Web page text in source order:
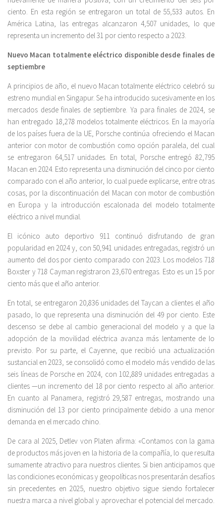
ciento. En esta región se entregaron un total de 55,533 autos. En
América Latina, las entregas alcanzaron 4,507 unidades, lo que
representa un incremento del 31 por ciento respecto a 2023.
Nuevo Macan totalmente eléctrico disponible desde finales de
septiembre
A principios de año, el nuevo Macan totalmente eléctrico celebró su
estreno mundial en Singapur. Se ha introducido sucesivamente en los
mercados desde finales de septiembre. Ya para finales de 2024, se
han entregado 18,278 modelos totalmente eléctricos. En la mayoría
de los países fuera de la UE, Porsche continúa ofreciendo el Macan
anterior con motor de combustión como opción paralela, del cual
se entregaron 64,517 unidades. En total, Porsche entregó 82,795
Macan en 2024. Esto representa una disminución del cinco por ciento
comparado con el año anterior, lo cual puede explicarse, entre otras
cosas, por la discontinuación del Macan con motor de combustión
en Europa y la introducción escalonada del modelo totalmente
eléctrico a nivel mundial.
El icónico auto deportivo 911 continuó disfrutando de gran
popularidad en 2024 y, con 50,941 unidades entregadas, registró un
aumento del dos por ciento comparado con 2023. Los modelos 718
Boxster y 718 Cayman registraron 23,670 entregas. Esto es un 15 por
ciento más que el año anterior.
En total, se entregaron 20,836 unidades del Taycan a clientes el año
pasado, lo que representa una disminución del 49 por ciento. Este
descenso se debe al cambio generacional del modelo y a que la
adopción de la movilidad eléctrica avanza más lentamente de lo
previsto. Por su parte, el Cayenne, que recibió una actualización
sustancial en 2023, se consolidó como el modelo más vendido de las
seis líneas de Porsche en 2024, con 102,889 unidades entregadas a
clientes —un incremento del 18 por ciento respecto al año anterior.
En cuanto al Panamera, registró 29,587 entregas, mostrando una
disminución del 13 por ciento principalmente debido a una menor
demanda en el mercado chino.
De cara al 2025, Detlev von Platen afirma: «Contamos con la gama
de productos más joven en la historia de la compañía, lo que resulta
sumamente atractivo para nuestros clientes. Si bien anticipamos que
las condiciones económicas y geopolíticas nos presentarán desafíos
sin precedentes en 2025, nuestro objetivo sigue siendo fortalecer
nuestra marca a nivel global y aprovechar el potencial del mercado.